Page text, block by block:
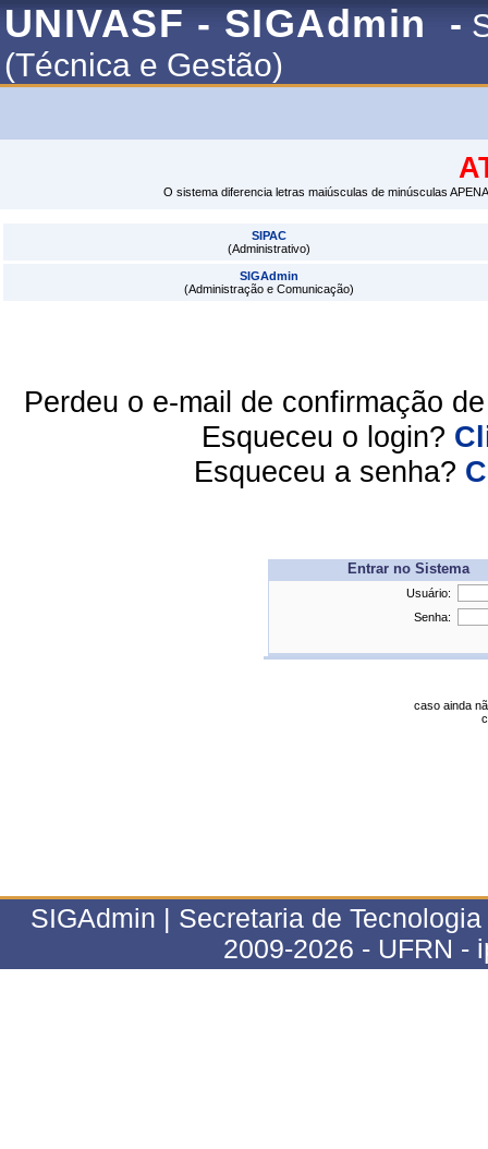
UNIVASF - SIGAdmin -
(Técnica e Gestão)
O sistema diferencia letras maiúsculas de minúsculas
SIPAC
(Administrativo)
SIGAdmin
(Administração e Comunicação)
Perdeu o e-mail de confirmação
Esqueceu o login?
Esqueceu a senha?
Entrar no Sistema
Usuário:
Senha:
caso ainda
SIGAdmin | Secretaria de
2009-2026 - UFRN -